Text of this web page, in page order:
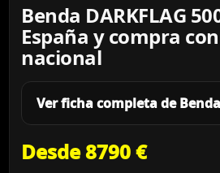
Benda DARKFLAG
España y compra
nacional
Ver ficha completa de Benda
Desde 8790 €